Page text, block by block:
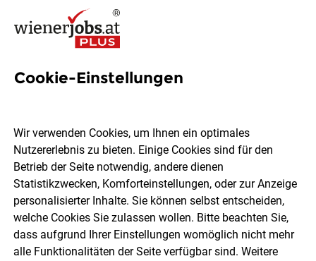
Filialleiter:in (m/w/d)
Bäckerei Öfferl GmbH
Wien Vollzeit 05.08.2026
Cookie-Einstellungen
Wir verwenden Cookies, um Ihnen ein optimales
Nutzererlebnis zu bieten. Einige Cookies sind für den
Betrieb der Seite notwendig, andere dienen
Statistikzwecken, Komforteinstellungen, oder zur Anzeige
personalisierter Inhalte. Sie können selbst entscheiden,
welche Cookies Sie zulassen wollen. Bitte beachten Sie,
dass aufgrund Ihrer Einstellungen womöglich nicht mehr
alle Funktionalitäten der Seite verfügbar sind. Weitere